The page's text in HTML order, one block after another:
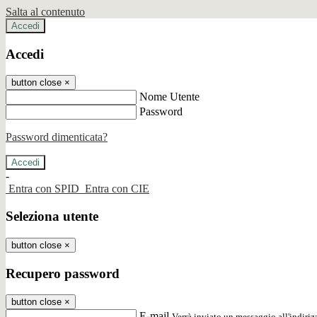
Salta al contenuto
Accedi
Accedi
button close ×
Nome Utente
Password
Password dimenticata?
-
Entra con SPID Entra con CIE
Seleziona utente
button close ×
Recupero password
button close ×